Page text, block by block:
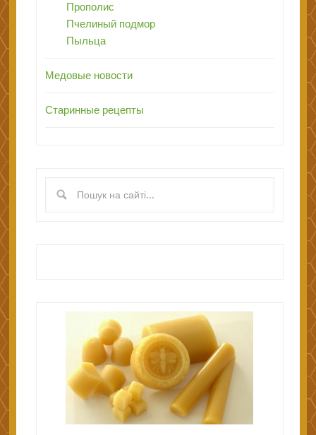
Прополис
Пчелиный подмор
Пыльца
Медовые новости
Старинные рецепты